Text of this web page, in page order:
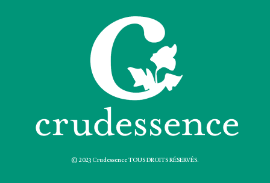
© 2023 Crudessence TOUS DROITS RÉSERVÉS.